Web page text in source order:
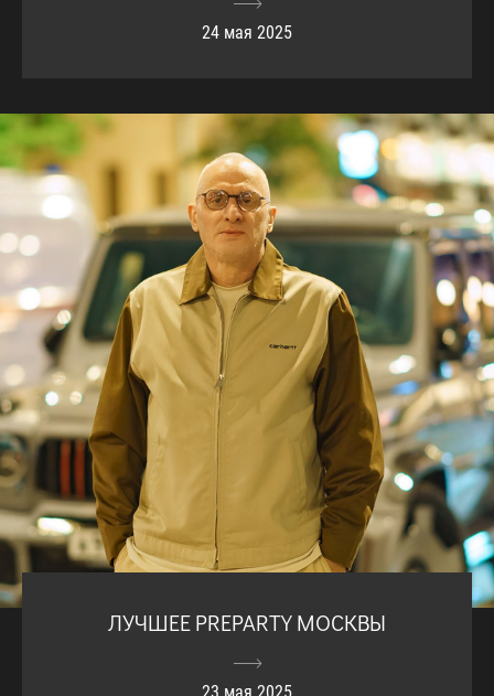
24 мая 2025
ЛУЧШЕЕ PREPARTY МОСКВЫ